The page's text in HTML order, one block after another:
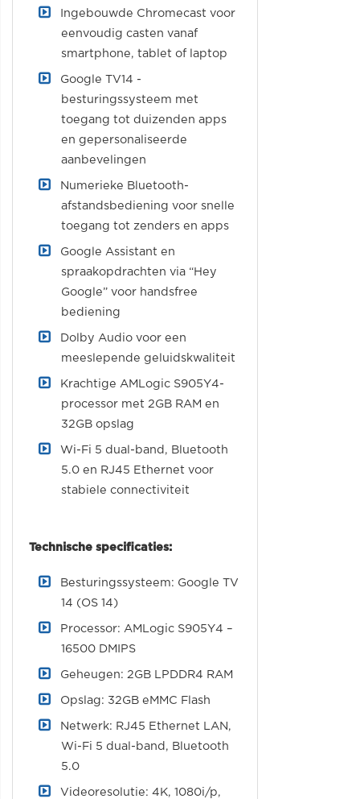
Ingebouwde Chromecast voor
eenvoudig casten vanaf
smartphone, tablet of laptop
Google TV14 -
besturingssysteem met
toegang tot duizenden apps
en gepersonaliseerde
aanbevelingen
Numerieke Bluetooth-
afstandsbediening voor snelle
toegang tot zenders en apps
Google Assistant en
spraakopdrachten via “Hey
Google” voor handsfree
bediening
Dolby Audio voor een
meeslepende geluidskwaliteit
Krachtige AMLogic S905Y4-
processor met 2GB RAM en
32GB opslag
Wi-Fi 5 dual-band, Bluetooth
5.0 en RJ45 Ethernet voor
stabiele connectiviteit
Technische specificaties:
Besturingssysteem: Google TV
14 (OS 14)
Processor: AMLogic S905Y4 –
16500 DMIPS
Geheugen: 2GB LPDDR4 RAM
Opslag: 32GB eMMC Flash
Netwerk: RJ45 Ethernet LAN,
Wi-Fi 5 dual-band, Bluetooth
5.0
Videoresolutie: 4K, 1080i/p,